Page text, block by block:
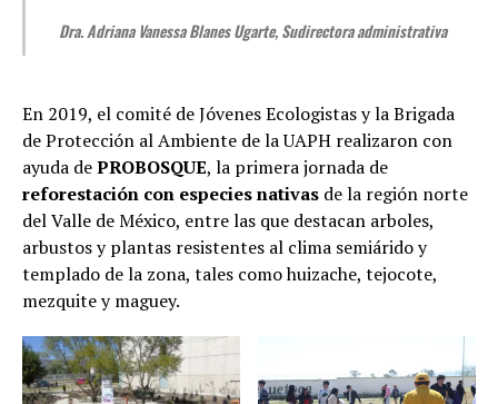
Dra. Adriana Vanessa Blanes Ugarte, Sudirectora administrativa
En 2019, el comité de Jóvenes Ecologistas y la Brigada
de Protección al Ambiente de la UAPH realizaron con
ayuda dePROBOSQUE, la primera jornada de
reforestación con especies nativas de la región norte
del Valle de México, entre las que destacan arboles,
arbustos y plantas resistentes al clima semiárido y
templado de la zona, tales como huizache, tejocote,
mezquite y maguey.